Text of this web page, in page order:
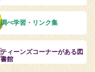
調べ学習・リンク集
ティーンズコーナーがある図
書館